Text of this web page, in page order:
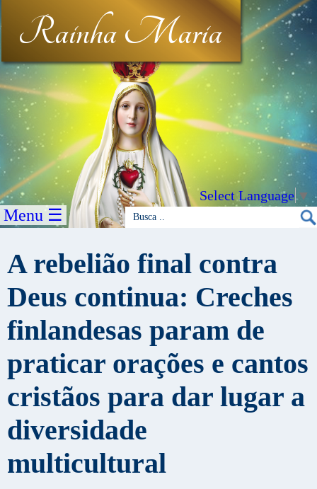
Rainha Maria
Select Language▼
Menu ☰
A rebelião final contra
Deus continua: Creches
finlandesas param de
praticar orações e cantos
cristãos para dar lugar a
diversidade
multicultural